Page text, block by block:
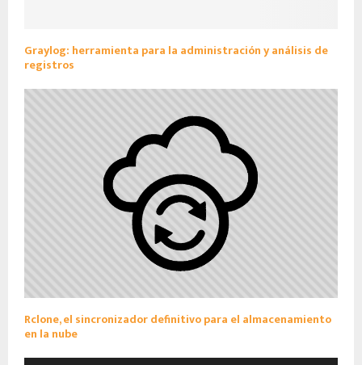
Graylog: herramienta para la administración y análisis de
registros
Rclone, el sincronizador definitivo para el almacenamiento
en la nube